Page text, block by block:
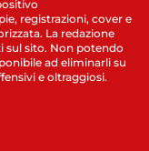
registrazioni, cover e
La redazione
sul sito. Non potendo
ad eliminarli su
e oltraggiosi.